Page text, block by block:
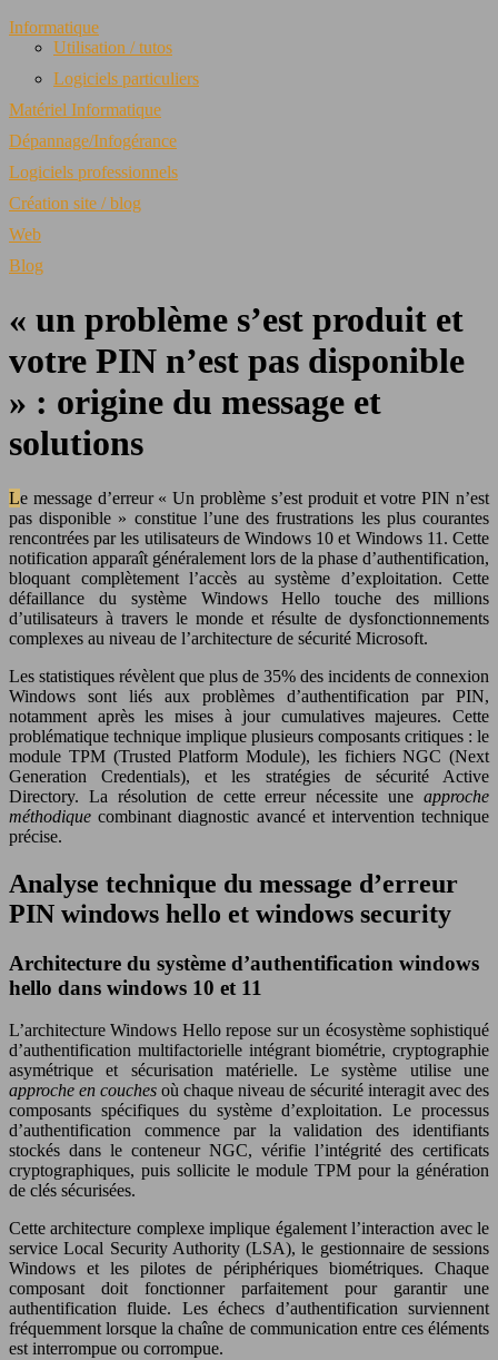
Informatique
Utilisation / tutos
Logiciels particuliers
Matériel Informatique
Dépannage/Infogérance
Logiciels professionnels
Création site / blog
Web
Blog
« un problème s’est produit et
votre PIN n’est pas disponible
» : origine du message et
solutions
Le message d’erreur « Un problème s’est produit et votre PIN n’est
pas disponible » constitue l’une des frustrations les plus courantes
rencontrées par les utilisateurs de Windows 10 et Windows 11. Cette
notification apparaît généralement lors de la phase d’authentification,
bloquant complètement l’accès au système d’exploitation. Cette
défaillance du système Windows Hello touche des millions
d’utilisateurs à travers le monde et résulte de dysfonctionnements
complexes au niveau de l’architecture de sécurité Microsoft.
Les statistiques révèlent que plus de 35% des incidents de connexion
Windows sont liés aux problèmes d’authentification par PIN,
notamment après les mises à jour cumulatives majeures. Cette
problématique technique implique plusieurs composants critiques : le
module TPM (Trusted Platform Module), les fichiers NGC (Next
Generation Credentials), et les stratégies de sécurité Active
Directory. La résolution de cette erreur nécessite une approche
méthodiquecombinant diagnostic avancé et intervention technique
précise.
Analyse technique du message d’erreur
PIN windows hello et windows security
Architecture du système d’authentification windows
hello dans windows 10 et 11
L’architecture Windows Hello repose sur un écosystème sophistiqué
d’authentification multifactorielle intégrant biométrie, cryptographie
asymétrique et sécurisation matérielle. Le système utilise une
approche en couches où chaque niveau de sécurité interagit avec des
composants spécifiques du système d’exploitation. Le processus
d’authentification commence par la validation des identifiants
stockés dans le conteneur NGC, vérifie l’intégrité des certificats
cryptographiques, puis sollicite le module TPM pour la génération
de clés sécurisées.
Cette architecture complexe implique également l’interaction avec le
service Local Security Authority (LSA), le gestionnaire de sessions
Windows et les pilotes de périphériques biométriques. Chaque
composant doit fonctionner parfaitement pour garantir une
authentification fluide. Les échecs d’authentification surviennent
fréquemment lorsque la chaîne de communication entre ces éléments
est interrompue ou corrompue.